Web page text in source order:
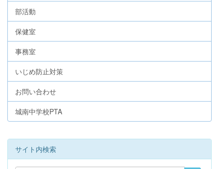
部活動
保健室
事務室
いじめ防止対策
お問い合わせ
城南中学校PTA
サイト内検索